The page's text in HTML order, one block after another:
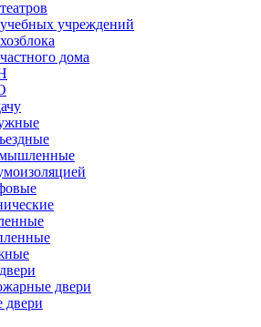
учреждений
дома
двери
двери